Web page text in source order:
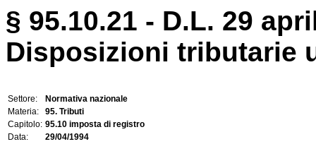
§ 95.10.21 - D.L. 29
Disposizioni tributarie
Settore:
Normativa nazionale
Materia:
95. Tributi
Capitolo: 95.10 imposta di registro
Data:
29/04/1994